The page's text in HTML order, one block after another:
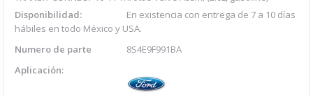
Disponibilidad:
En existencia con entrega de 7 a 10 días
hábiles en todo México y USA.
Numero de parte
8S4E9F991BA
Aplicación: